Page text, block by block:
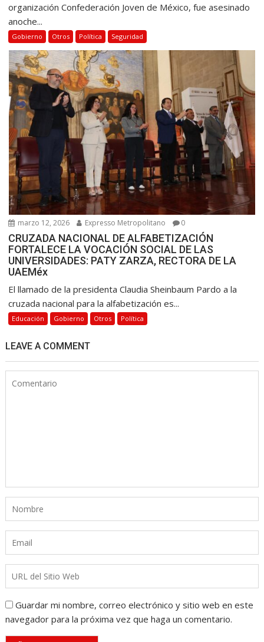
organización Confederación Joven de México, fue asesinado
anoche...
Gobierno Otros Política Seguridad
marzo 12, 2026 Expresso Metropolitano 0
CRUZADA NACIONAL DE ALFABETIZACIÓN
FORTALECE LA VOCACIÓN SOCIAL DE LAS
UNIVERSIDADES: PATY ZARZA, RECTORA DE LA
UAEMéx
El llamado de la presidenta Claudia Sheinbaum Pardo a la
cruzada nacional para la alfabetización es...
Educación Gobierno Otros Política
LEAVE A COMMENT
Guardar mi nombre, correo electrónico y sitio web en este
navegador para la próxima vez que haga un comentario.